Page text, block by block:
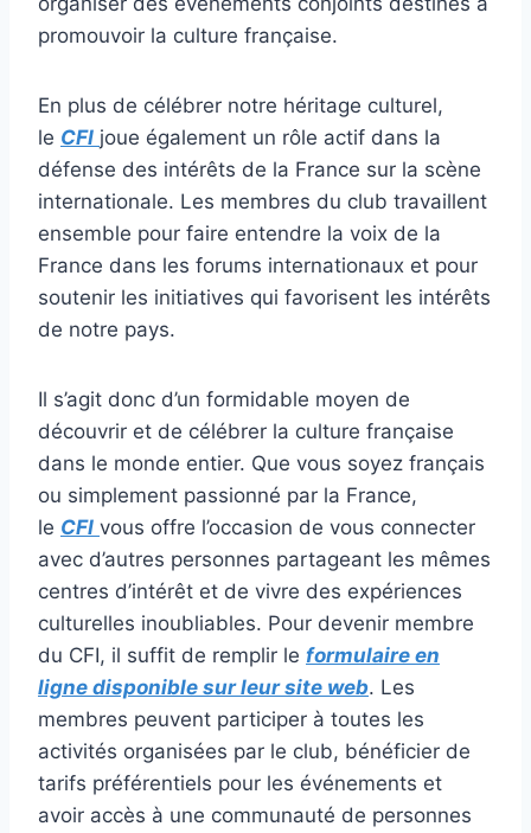
promouvoir la culture française.
En plus de célébrer notre héritage culturel,
le CFI joue également un rôle actif dans la
défense des intérêts de la France sur la scène
internationale. Les membres du club travaillent
ensemble pour faire entendre la voix de la
France dans les forums internationaux et pour
soutenir les initiatives qui favorisent les intérêts
de notre pays.
Il s’agit donc d’un formidable moyen de
découvrir et de célébrer la culture française
dans le monde entier. Que vous soyez français
ou simplement passionné par la France,
le CFI vous offre l’occasion de vous connecter
avec d’autres personnes partageant les mêmes
centres d’intérêt et de vivre des expériences
culturelles inoubliables. Pour devenir membre
du CFI, il suffit de remplir le formulaire en
ligne disponible sur leur site web. Les
membres peuvent participer à toutes les
activités organisées par le club, bénéficier de
tarifs préférentiels pour les événements et
avoir accès à une communauté de personnes